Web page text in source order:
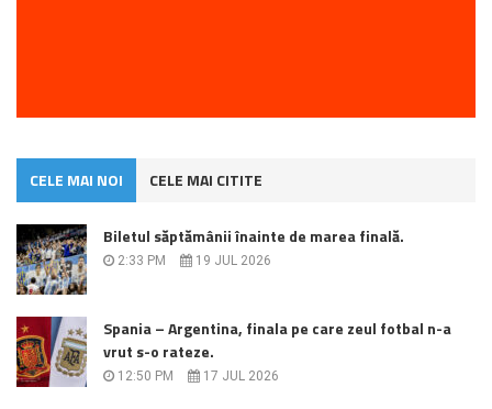
CELE MAI NOI CELE MAI CITITE
Biletul săptămânii înainte de marea finală.
2:33 PM 19 JUL 2026
Spania – Argentina, finala pe care zeul fotbal n-a
vrut s-o rateze.
12:50 PM 17 JUL 2026